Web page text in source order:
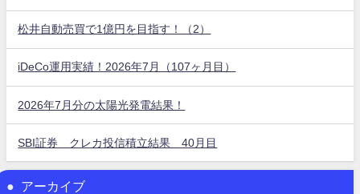
松井自動売買で1億円を目指す！（2）
iDeCo運用実績！2026年7月（107ヶ月目）
2026年7月分の太陽光発電結果！
SBI証券 クレカ投信積立結果 40月目
アーカイブ